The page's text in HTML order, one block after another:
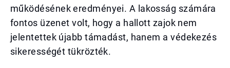
működésének eredményei. A lakosság számára
fontos üzenet volt, hogy a hallott zajok nem
jelentettek újabb támadást, hanem a védekezés
sikerességét tükrözték.